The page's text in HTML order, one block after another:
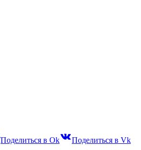
Поделиться в Ok Поделиться в Vk